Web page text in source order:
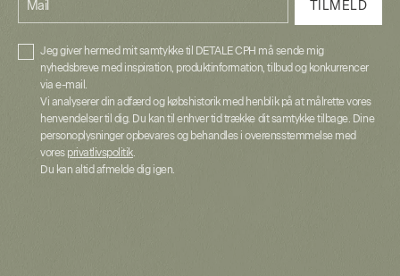
Mail TILMELD
Jeg giver hermed mit samtykke til DETALE CPH må sende mig
nyhedsbreve med inspiration, produktinformation, tilbud og konkurrencer
via e-mail.
Vi analyserer din adfærd og købshistorik med henblik på at målrette vores
henvendelser til dig. Du kan til enhver tid trække dit samtykke tilbage. Dine
personoplysninger opbevares og behandles i overensstemmelse med
vores privatlivspolitik.
Du kan altid afmelde dig igen.